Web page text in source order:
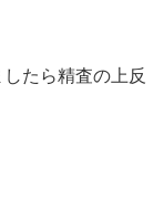
たら精査の上反